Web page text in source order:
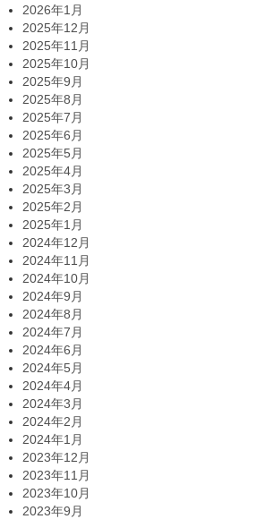
2026年1月
2025年12月
2025年11月
2025年10月
2025年9月
2025年8月
2025年7月
2025年6月
2025年5月
2025年4月
2025年3月
2025年2月
2025年1月
2024年12月
2024年11月
2024年10月
2024年9月
2024年8月
2024年7月
2024年6月
2024年5月
2024年4月
2024年3月
2024年2月
2024年1月
2023年12月
2023年11月
2023年10月
2023年9月